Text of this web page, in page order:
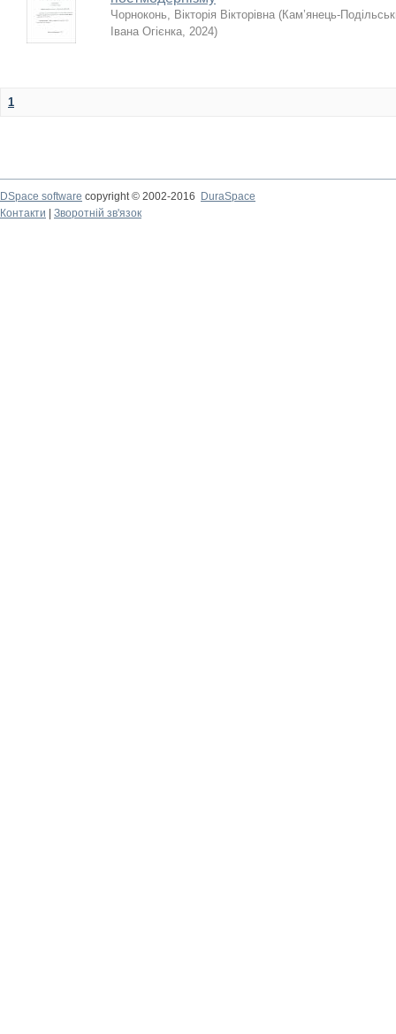
Чорноконь, Вікторія Вікторівна (Кам’янець-
Івана Огієнка, 2024)
1
DSpace software copyright © 2002-2016
DuraSpace
Контакти
Зворотній зв'язок